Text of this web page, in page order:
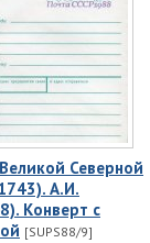
Северной
А.И.
Конверт с
[SUPS88/9]